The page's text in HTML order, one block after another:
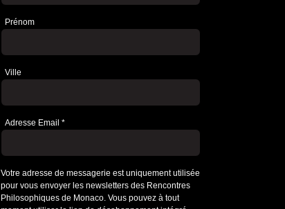
Prénom
Ville
Adresse Email *
Votre adresse de messagerie est uniquement utilisée
pour vous envoyer les newsletters des Rencontres
Philosophiques de Monaco. Vous pouvez à tout